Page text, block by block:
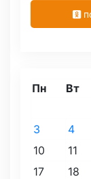
Пн Вт
3
4
10
11
17
18